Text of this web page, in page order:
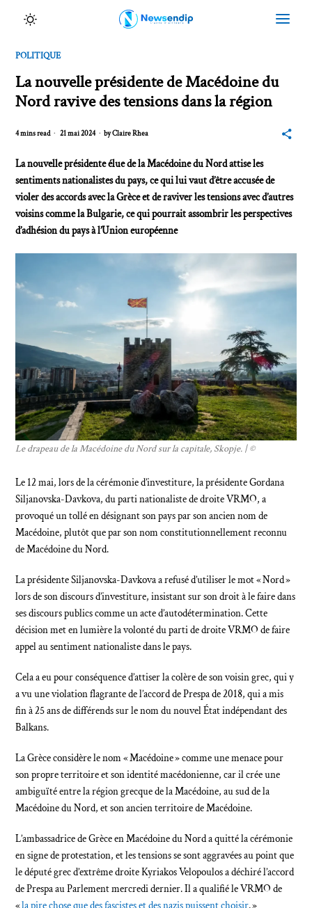
POLITIQUE
La nouvelle présidente de Macédoine du
Nord ravive des tensions dans la région
4 mins read 21 mai 2024 byClaire Rhea
La nouvelle présidente élue de la Macédoine du Nord attise les
sentiments nationalistes du pays, ce qui lui vaut d’être accusée de
violer des accords avec la Grèce et de raviver les tensions avec d’autres
voisins comme la Bulgarie, ce qui pourrait assombrir les perspectives
d’adhésion du pays à l’Union européenne
Le drapeau de la Macédoine du Nord sur la capitale, Skopje. | ©
Le 12 mai, lors de la cérémonie d’investiture, la présidente Gordana
Siljanovska-Davkova, du parti nationaliste de droite VRMO, a
provoqué un tollé en désignant son pays par son ancien nom de
Macédoine, plutôt que par son nom constitutionnellement reconnu
de Macédoine du Nord.
La présidente Siljanovska-Davkova a refusé d’utiliser le mot « Nord »
lors de son discours d’investiture, insistant sur son droit à le faire dans
ses discours publics comme un acte d’autodétermination. Cette
décision met en lumière la volonté du parti de droite VRMO de faire
appel au sentiment nationaliste dans le pays.
Cela a eu pour conséquence d’attiser la colère de son voisin grec, qui y
a vu une violation flagrante de l’accord de Prespa de 2018, qui a mis
fin à 25 ans de différends sur le nom du nouvel État indépendant des
Balkans.
La Grèce considère le nom « Macédoine » comme une menace pour
son propre territoire et son identité macédonienne, car il crée une
ambiguïté entre la région grecque de la Macédoine, au sud de la
Macédoine du Nord, et son ancien territoire de Macédoine.
L’ambassadrice de Grèce en Macédoine du Nord a quitté la cérémonie
en signe de protestation, et les tensions se sont aggravées au point que
le député grec d’extrême droite Kyriakos Velopoulos a déchiré l’accord
de Prespa au Parlement mercredi dernier. Il a qualifié le VRMO de